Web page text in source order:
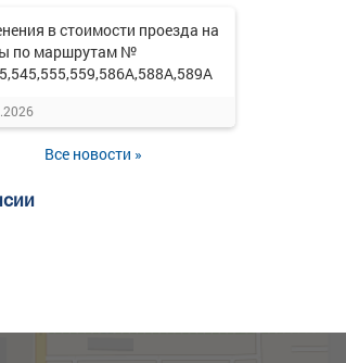
в стоимости проезда на
по маршрутам №
Все новости »